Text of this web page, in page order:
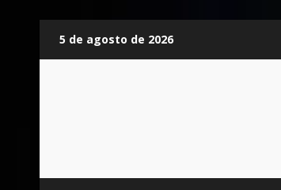
5 de agosto de 2026